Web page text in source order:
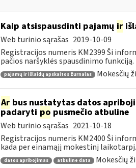
Kaip atsispausdinti pajamų ir
Web turinio sąrašas 2019-10-09
Registracijos numeris KM2399 Ši
pačios naršyklės spausdinimo
pajamų ir išlaidų apskaitos žurnalas Mokesčių
Arbus nustatytas datos
padaryti po pusmečio atbuline
Web turinio sąrašas 2021-10-18
Registracijos numeris KM2400 Ši
kada per einamąjį mokestinį
datos apribojimas atbuline data Mokesčių